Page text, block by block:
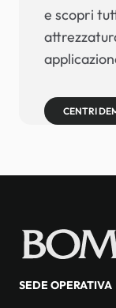
e scopri
CENTRI
SEDE OPERATIVA